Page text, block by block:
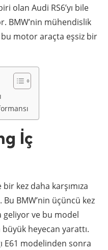
olan Audi RS6’yı bile
BMW’nin mühendislik
motor araçta eşsiz bir
İç
kez daha karşımıza
BMW’nin üçüncü kez
geliyor ve bu model
heyecan yarattı.
E61 modelinden sonra